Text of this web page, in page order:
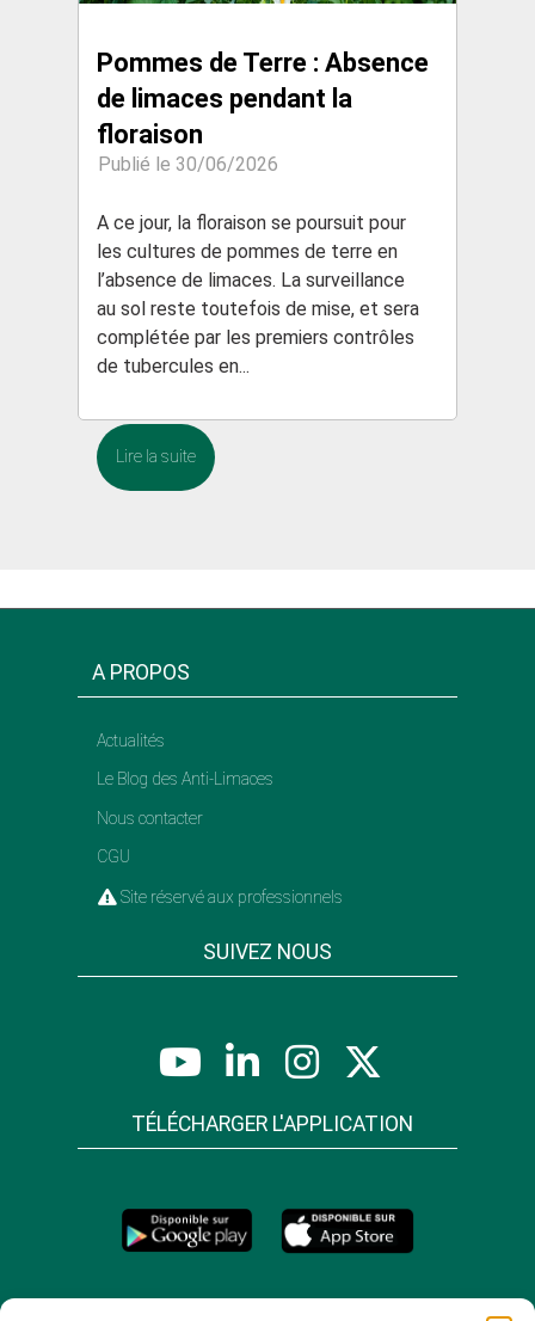
Pommes de Terre : Absence
de limaces pendant la
floraison
Publié le 30/06/2026
A ce jour, la floraison se poursuit pour
les cultures de pommes de terre en
l’absence de limaces. La surveillance
au sol reste toutefois de mise, et sera
complétée par les premiers contrôles
de tubercules en...
Lire la suite
A PROPOS
Actualités
Le Blog des Anti-Limaces
Nous contacter
CGU
Site réservé aux professionnels
SUIVEZ NOUS
TÉLÉCHARGER L'APPLICATION